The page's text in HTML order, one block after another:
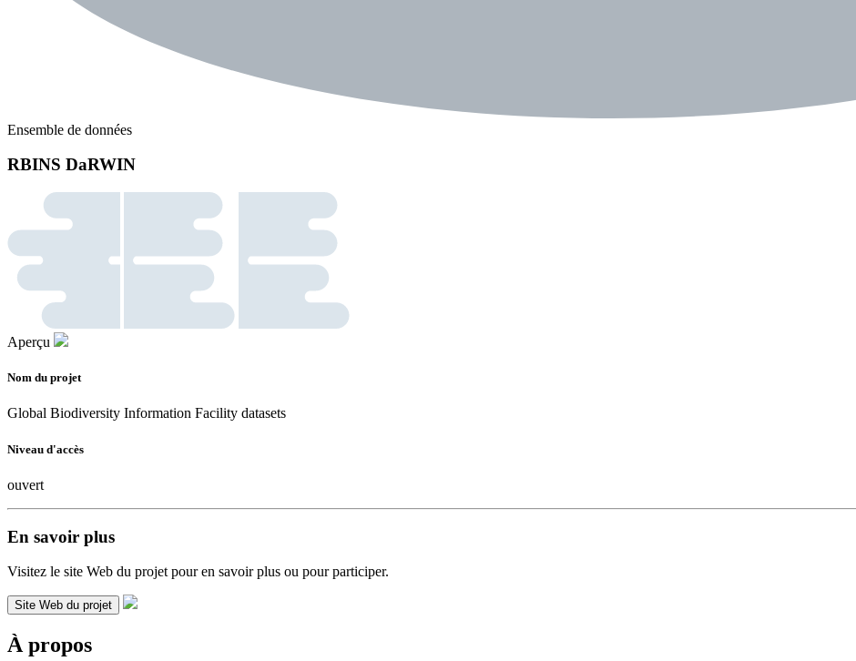
Ensemble de données
RBINS DaRWIN
Aperçu
Nom du projet
Global Biodiversity Information Facility datasets
Niveau d'accès
ouvert
En savoir plus
Visitez le site Web du projet pour en savoir plus ou pour participer.
Site Web du projet
À propos